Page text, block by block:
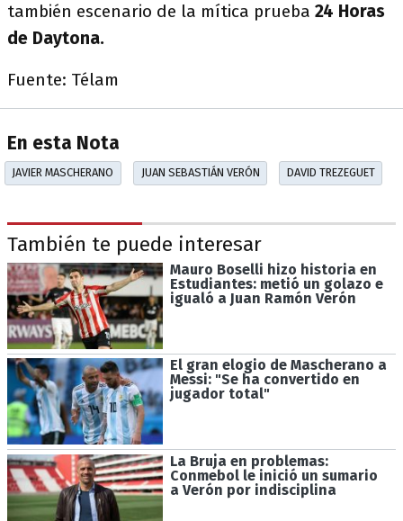
también escenario de la mítica prueba 24 Horas
de Daytona.
Fuente: Télam
En esta Nota
JAVIER MASCHERANO JUAN SEBASTIÁN VERÓN DAVID TREZEGUET
También te puede interesar
Mauro Boselli hizo historia en
Estudiantes: metió un golazo e
igualó a Juan Ramón Verón
El gran elogio de Mascherano a
Messi: "Se ha convertido en
jugador total"
La Bruja en problemas:
Conmebol le inició un sumario
a Verón por indisciplina